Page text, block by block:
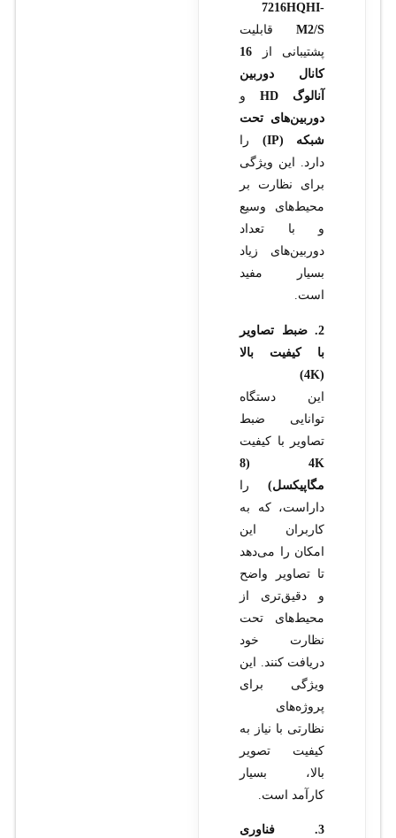
7216HQHI-
M2/Sقابلیت
پشتیبانی از 16
کانال دوربین
آنالوگ HD
و
دوربین‌های تحت
شبکه (IP)
را
دارد. این ویژگی
برای نظارت بر
محیط‌های وسیع
و با تعداد
دوربین‌های زیاد
بسیار مفید
است.
2. ضبط تصاویر
با کیفیت بالا
(4K)
این دستگاه
توانایی ضبط
تصاویر با کیفیت
4K (8
مگاپیکسل)را
داراست، که به
کاربران این
امکان را می‌دهد
تا تصاویر واضح
و دقیق‌تری از
محیط‌های تحت
نظارت خود
دریافت کنند. این
ویژگی برای
پروژه‌های
نظارتی با نیاز به
کیفیت تصویر
بالا، بسیار
کارآمد است.
3. فناوری